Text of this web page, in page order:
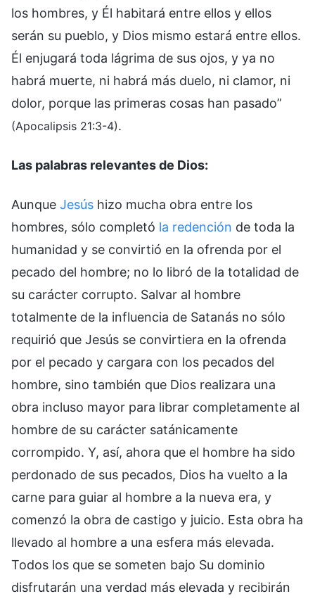
los hombres, y Él habitará entre ellos y ellos
serán su pueblo, y Dios mismo estará entre ellos.
Él enjugará toda lágrima de sus ojos, y ya no
habrá muerte, ni habrá más duelo, ni clamor, ni
dolor, porque las primeras cosas han pasado”
(Apocalipsis 21:3-4).
Las palabras relevantes de Dios:
Aunque Jesús hizo mucha obra entre los
hombres, sólo completó la redención de toda la
humanidad y se convirtió en la ofrenda por el
pecado del hombre; no lo libró de la totalidad de
su carácter corrupto. Salvar al hombre
totalmente de la influencia de Satanás no sólo
requirió que Jesús se convirtiera en la ofrenda
por el pecado y cargara con los pecados del
hombre, sino también que Dios realizara una
obra incluso mayor para librar completamente al
hombre de su carácter satánicamente
corrompido. Y, así, ahora que el hombre ha sido
perdonado de sus pecados, Dios ha vuelto a la
carne para guiar al hombre a la nueva era, y
comenzó la obra de castigo y juicio. Esta obra ha
llevado al hombre a una esfera más elevada.
Todos los que se someten bajo Su dominio
disfrutarán una verdad más elevada y recibirán